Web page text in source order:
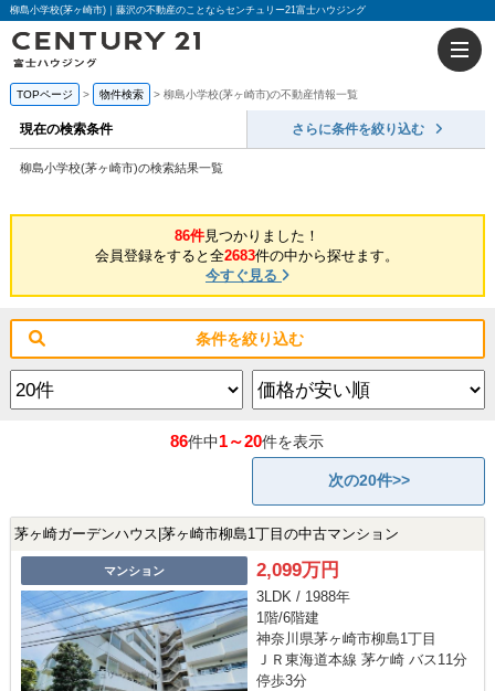
柳島小学校(茅ヶ崎市)｜藤沢の不動産のことならセンチュリー21富士ハウジング
TOPページ 物件検索 柳島小学校(茅ヶ崎市)の不動産情報一覧
現在の検索条件 さらに条件を絞り込む
柳島小学校(茅ヶ崎市)の検索結果一覧
86件見つかりました！
会員登録をすると全2683件の中から探せます。
今すぐ見る
条件を絞り込む
86件中1～20件を表示
次の20件>>
茅ヶ崎ガーデンハウス|茅ヶ崎市柳島1丁目の中古マンション
マンション 2,099万円
3LDK / 1988年
1階/6階建
神奈川県茅ヶ崎市柳島1丁目
ＪＲ東海道本線 茅ケ崎 バス11分
停歩3分